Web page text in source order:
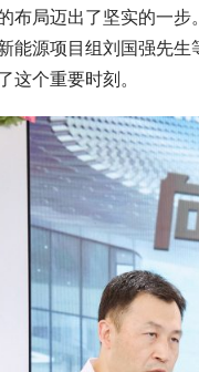
布局迈出了坚实的一
能源项目组刘国强先
这个重要时刻。